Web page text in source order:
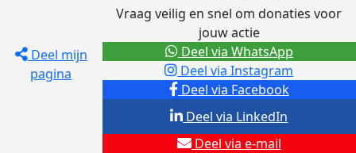
Deel mijn
pagina
Vraag veilig en snel om donaties voor
jouw actie
Deel via Facebook
Deel via Instagram
Deel via e-mail
Deel via LinkedIn
Deel via WhatsApp